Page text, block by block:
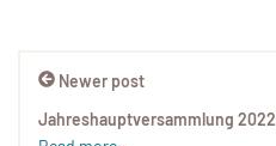
Newer post
Jahreshauptversammlung 2022